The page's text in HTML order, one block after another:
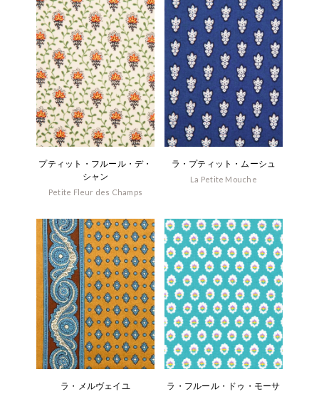
プティット・フルール・デ・
シャン
Petite Fleur des Champs
ラ・プティット・ムーシュ
La Petite Mouche
ラ・メルヴェイユ ラ・フルール・ドゥ・モーサ